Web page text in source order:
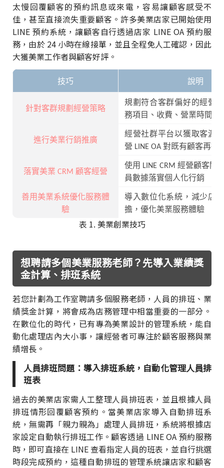
太慢回覆顧客的預約訊息或來電，容易讓顧客感受不
佳，甚至直接流失重要顧客。許多美業店家已開始使用
LINE 預約系統，讓顧客自行透過店家 LINE OA 預約服
務，由於 24 小時在線接單，並且全程免人工確認，因此
大獲美業工作者與顧客好評。
技巧 說明
針對客群規劃經營策略
規劃符合客群偏好的經營
務項目、收費、營業時間等
進行美業行銷推廣
經營社群平台以獲取客源
營 LINE OA 對既有顧客再行
落實美業 CRM 顧客經營
使用 LINE CRM 經營顧客關
員數據落實個人化行銷
善用美業系統優化服務體
驗
導入數位化系統，減少店
擔，優化美業服務體驗
表 1. 美業創業技巧
想聘請多個美業服務老師？先導入業績獎
金計算、排班系統
若您計劃為工作室聘請多個服務老師，人員的排班、業
績獎金計算，將會成為店務管理中相當重要的一部分。
在數位化的時代，已有專為美業設計的管理系統，能自
動化處理店內大小事，讓經營者可專注於顧客服務與業
績增長。
人員排班問題：導入排班系統，自動化管理人員排
班表
過去的美業店家需人工整理人員排班表，並且根據人員
排班情形回覆顧客預約。當美業店家導入自動排班系
統，無需再「親力親為」處理人員排班，系統將根據店
家設定自動執行排班工作。顧客透過 LINE OA 預約服務
時，即可直接在 LINE 查看指定人員的班表，並自行挑選
時段完成預約，這種自動排班的管理系統讓店家和顧客